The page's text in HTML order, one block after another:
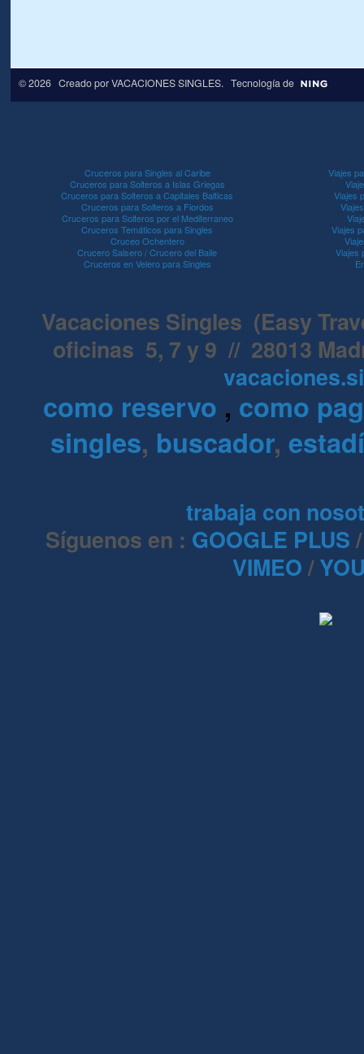
© 2026 Creado porVACACIONES SINGLES. Tecnología de
Cruceros para Singles al Caribe
Cruceros para Solteros a Islas Griegas
Cruceros para Solteros a Capitales Balticas
Cruceros para Solteros a Fiordos
Cruceros para Solteros por el Mediterraneo
Cruceros Temáticos para Singles
Cruceo Ochentero
Crucero Salsero / Crucero del Baile
Cruceros en Velero para Singles
Viajes
Viajes
Viajes
Viajes
Vacaciones Singles (Easy
oficinas 5, 7 y 9 // 28013
como reservo , como
singles, buscador,
trabaja con
Síguenos en : GOOGLE PLUS
VIMEO /